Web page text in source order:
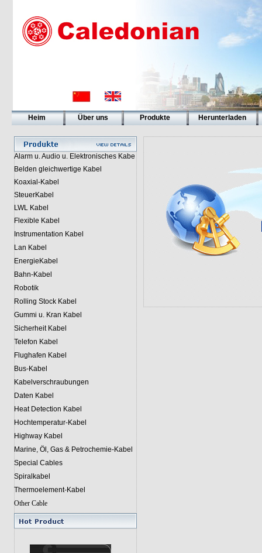
Heim Über uns Produkte Herunterladen
Alarm u. Audio u. Elektronisches Kabe
Belden gleichwertige Kabel
Koaxial-Kabel
SteuerKabel
LWL Kabel
Flexible Kabel
Instrumentation Kabel
Lan Kabel
EnergieKabel
Bahn-Kabel
Robotik
Rolling Stock Kabel
Gummi u. Kran Kabel
Sicherheit Kabel
Telefon Kabel
Flughafen Kabel
Bus-Kabel
Kabelverschraubungen
Daten Kabel
Heat Detection Kabel
Hochtemperatur-Kabel
Highway Kabel
Marine, Öl, Gas & Petrochemie-Kabel
Special Cables
Spiralkabel
Thermoelement-Kabel
Other Cable